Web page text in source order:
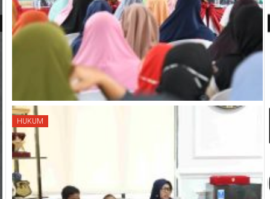
HUKUM